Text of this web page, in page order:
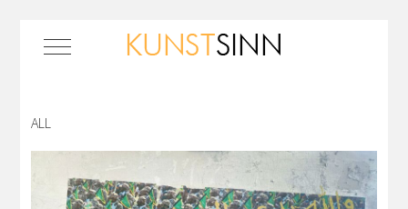
Mobile Menu Toggle
ALL